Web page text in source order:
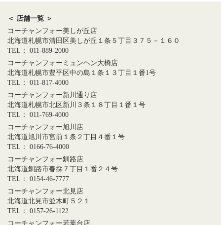
＜ 店舗一覧 ＞
コーチャンフォー美しが丘店
北海道札幌市清田区美しが丘１条５丁目３７５－１６０
TEL： 011-889-2000
コーチャンフォーミュンヘン大橋店
北海道札幌市豊平区中の島１条１３丁目１番1号
TEL： 011-817-4000
コーチャンフォー新川通り店
北海道札幌市北区新川３条１８丁目１番１号
TEL： 011-769-4000
コーチャンフォー旭川店
北海道旭川市宮前１条２丁目４番１号
TEL： 0166-76-4000
コーチャンフォー釧路店
北海道釧路市春採７丁目１番２４号
TEL： 0154-46-7777
コーチャンフォー北見店
北海道北見市並木町５２１
TEL： 0157-26-1122
コーチャンフォー若葉台店